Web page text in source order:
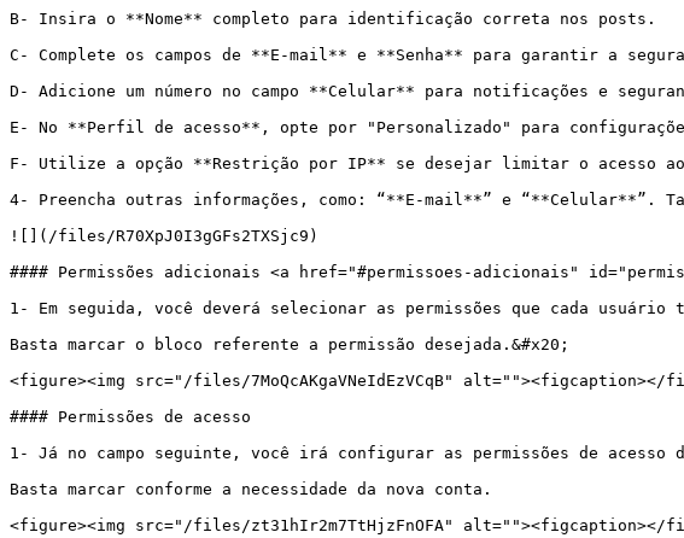
B- Insira o **Nome** completo para identificação correta nos posts.
C- Complete os campos de **E-mail** e **Senha** para garantir a
D- Adicione um número no campo **Celular** para notificações e
E- No **Perfil de acesso**, opte por "Personalizado" para
F- Utilize a opção **Restrição por IP** se desejar limitar o acesso ao
4- Preencha outras informações, como: “**E-mail**” e “**Celular**”.
![](/files/R70XpJ0I3gGFs2TXSjc9)
#### Permissões adicionais <a href="#permissoes-adicionais"
1- Em seguida, você deverá selecionar as permissões que cada usuário
Basta marcar o bloco referente a permissão desejada.&#x20;
<figure><img src="/files/7MoQcAKgaVNeIdEzVCqB"
#### Permissões de acesso
1- Já no campo seguinte, você irá configurar as permissões de acesso
Basta marcar conforme a necessidade da nova conta.
<figure><img src="/files/zt31hIr2m7TtHjzFnOFA" alt=""><figcaption></